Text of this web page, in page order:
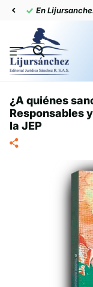
En Lijursanchez
¿A quiénes
Responsables
la JEP